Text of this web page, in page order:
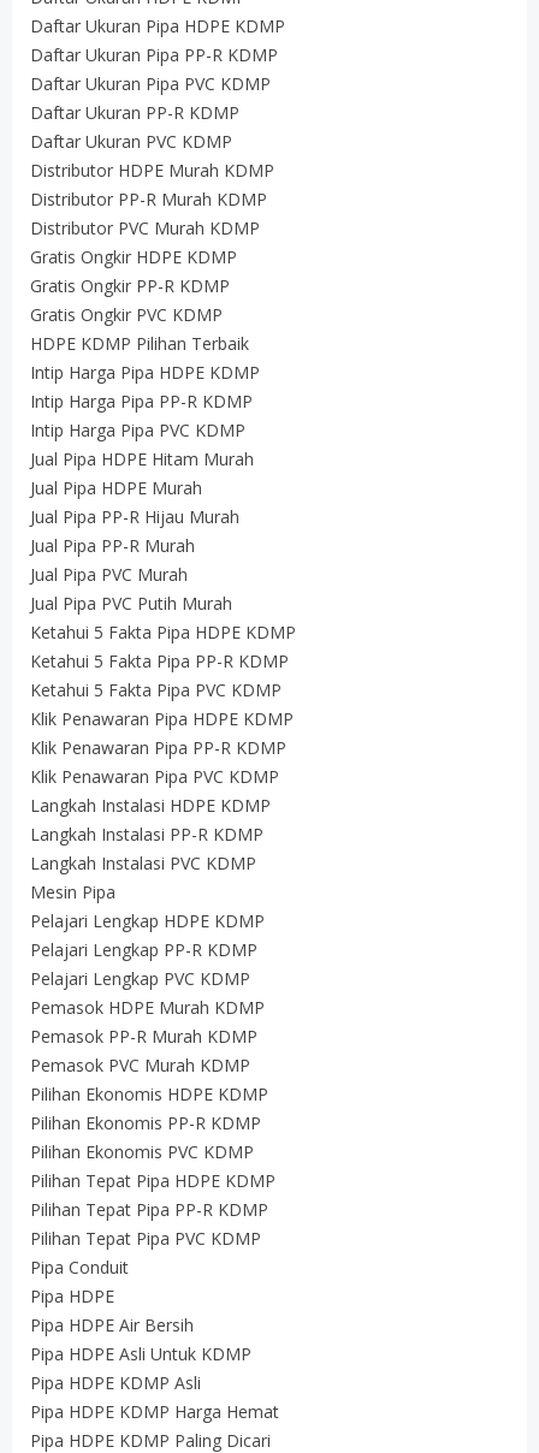
Daftar Ukuran Pipa HDPE KDMP
Daftar Ukuran Pipa PP-R KDMP
Daftar Ukuran Pipa PVC KDMP
Daftar Ukuran PP-R KDMP
Daftar Ukuran PVC KDMP
Distributor HDPE Murah KDMP
Distributor PP-R Murah KDMP
Distributor PVC Murah KDMP
Gratis Ongkir HDPE KDMP
Gratis Ongkir PP-R KDMP
Gratis Ongkir PVC KDMP
HDPE KDMP Pilihan Terbaik
Intip Harga Pipa HDPE KDMP
Intip Harga Pipa PP-R KDMP
Intip Harga Pipa PVC KDMP
Jual Pipa HDPE Hitam Murah
Jual Pipa HDPE Murah
Jual Pipa PP-R Hijau Murah
Jual Pipa PP-R Murah
Jual Pipa PVC Murah
Jual Pipa PVC Putih Murah
Ketahui 5 Fakta Pipa HDPE KDMP
Ketahui 5 Fakta Pipa PP-R KDMP
Ketahui 5 Fakta Pipa PVC KDMP
Klik Penawaran Pipa HDPE KDMP
Klik Penawaran Pipa PP-R KDMP
Klik Penawaran Pipa PVC KDMP
Langkah Instalasi HDPE KDMP
Langkah Instalasi PP-R KDMP
Langkah Instalasi PVC KDMP
Mesin Pipa
Pelajari Lengkap HDPE KDMP
Pelajari Lengkap PP-R KDMP
Pelajari Lengkap PVC KDMP
Pemasok HDPE Murah KDMP
Pemasok PP-R Murah KDMP
Pemasok PVC Murah KDMP
Pilihan Ekonomis HDPE KDMP
Pilihan Ekonomis PP-R KDMP
Pilihan Ekonomis PVC KDMP
Pilihan Tepat Pipa HDPE KDMP
Pilihan Tepat Pipa PP-R KDMP
Pilihan Tepat Pipa PVC KDMP
Pipa Conduit
Pipa HDPE
Pipa HDPE Air Bersih
Pipa HDPE Asli Untuk KDMP
Pipa HDPE KDMP Asli
Pipa HDPE KDMP Harga Hemat
Pipa HDPE KDMP Paling Dicari